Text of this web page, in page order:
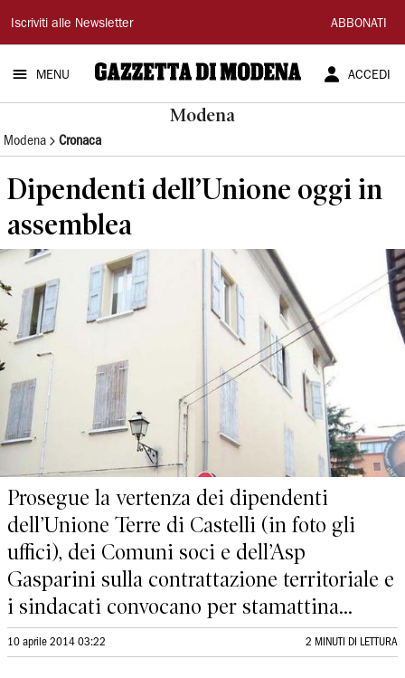
Gazzetta
di
Modena
Iscriviti alle Newsletter ABBONATI
MENU ACCEDI
Modena
Modena Cronaca
Dipendenti dell’Unione oggi in
assemblea
Prosegue la vertenza dei dipendenti
dell’Unione Terre di Castelli (in foto gli
uffici), dei Comuni soci e dell’Asp
Gasparini sulla contrattazione territoriale e
i sindacati convocano per stamattina...
10 aprile 2014 03:22 2 MINUTI DI LETTURA